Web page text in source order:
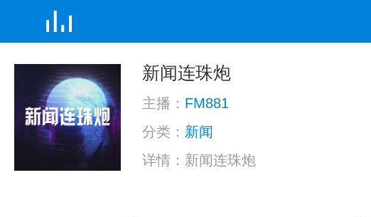
新闻连珠炮
主播： FM881
分类： 新闻
详情：新闻连珠炮